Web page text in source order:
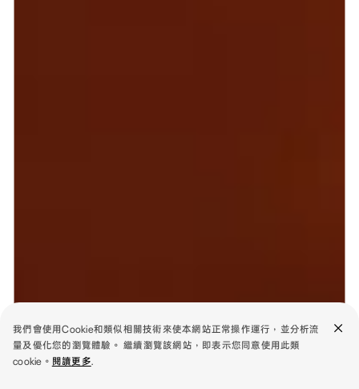
我們會使用Cookie和類似相關技術來使本網站正常操作運行，並分析流
量及優化您的瀏覽體驗。 繼續瀏覽該網站，即表示您同意使用此類
cookie。 閱讀更多.